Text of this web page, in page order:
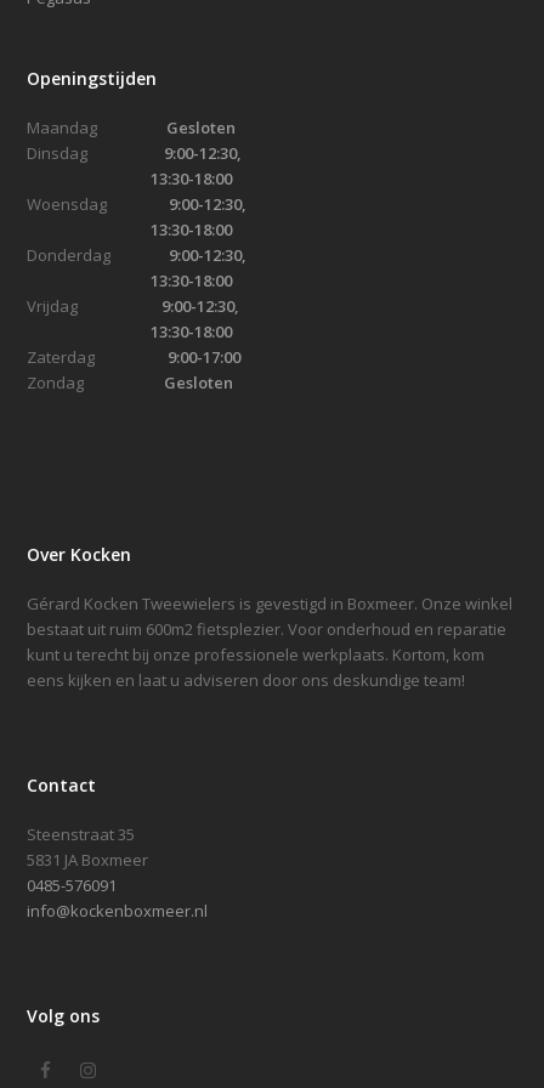
Openingstijden
Maandag Gesloten
Dinsdag 9:00-12:30,
13:30-18:00
Woensdag
9:00-12:30,
13:30-18:00
Donderdag 9:00-12:30,
13:30-18:00
Vrijdag 9:00-12:30,
13:30-18:00
Zaterdag 9:00-17:00
Zondag Gesloten
Over Kocken
Gérard Kocken Tweewielers is gevestigd in Boxmeer. Onze winkel
bestaat uit ruim 600m2 fietsplezier. Voor onderhoud en reparatie
kunt u terecht bij onze professionele werkplaats. Kortom, kom
eens kijken en laat u adviseren door ons deskundige team!
Contact
Steenstraat 35
5831 JA Boxmeer
0485-576091
info@kockenboxmeer.nl
Volg ons
FacebookInstagram